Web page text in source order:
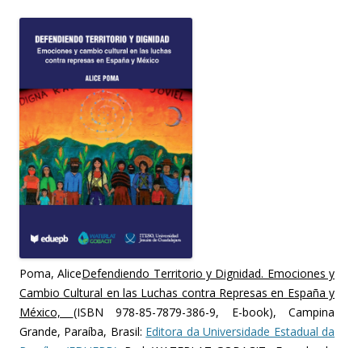
Poma, AliceDefendiendo Territorio y Dignidad. Emociones y
Cambio Cultural en las Luchas contra Represas en España y
México, (ISBN 978-85-7879-386-9, E-book), Campina
Grande, Paraíba, Brasil: Editora da Universidade Estadual da